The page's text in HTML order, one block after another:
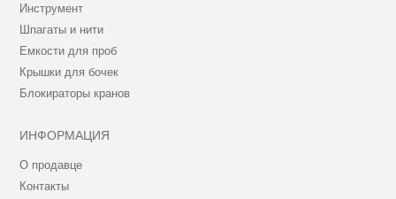
Инструмент
Шпагаты и нити
Емкости для проб
Крышки для бочек
Блокираторы кранов
ИНФОРМАЦИЯ
О продавце
Контакты